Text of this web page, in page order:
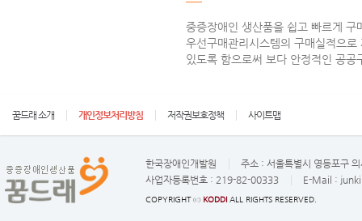
중증장애인 생산품을 쉽고 빠르게
우선구매관리시스템의 구매실적으
있도록 함으로써 보다 안정적인 공
꿈드래 소개 개인정보처리방침 저작권보호정책 사이트맵
한국장애인개발원 주소 : 서울특별시 영등포구
사업자등록번호 : 219-82-00333 E-Mail :
COPYRIGHT ⓒ KODDI ALL RIGHTS RESERVED.